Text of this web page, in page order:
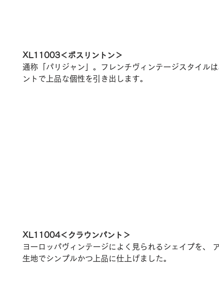
XL11003＜ボスリントン＞
通称「パリジャン」。フレンチヴィンテージスタイル
ントで上品な個性を引き出します。
XL11004＜クラウンパント＞
ヨーロッパヴィンテージによく見られるシェイプを、
生地でシンプルかつ上品に仕上げました。